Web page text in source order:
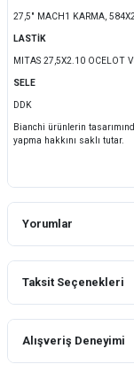
27,5" MACH1 KARMA,
LASTİK
MITAS 27,5X2.10 OCELOT
SELE
DDK
Bianchi ürünlerin
yapma hakkını saklı tutar.
Yorumlar
Taksit Seçenekleri
Alışveriş Deneyimi